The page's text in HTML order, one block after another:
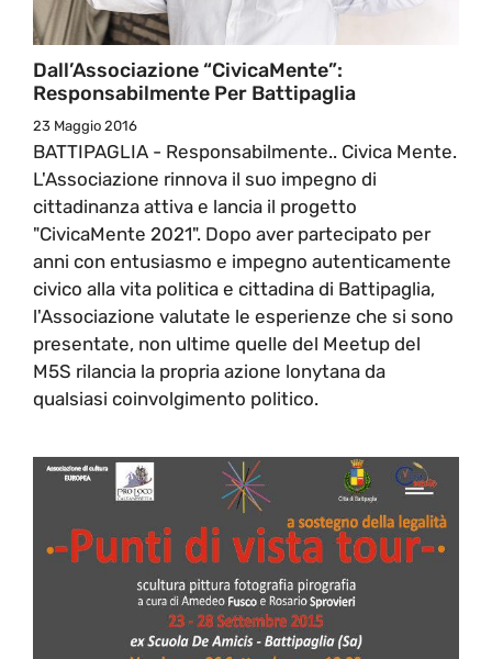
Dall’Associazione “CivicaMente”:
Responsabilmente Per Battipaglia
23 Maggio 2016
BATTIPAGLIA - Responsabilmente.. Civica Mente.
L'Associazione rinnova il suo impegno di
cittadinanza attiva e lancia il progetto
"CivicaMente 2021". Dopo aver partecipato per
anni con entusiasmo e impegno autenticamente
civico alla vita politica e cittadina di Battipaglia,
l'Associazione valutate le esperienze che si sono
presentate, non ultime quelle del Meetup del
M5S rilancia la propria azione lonytana da
qualsiasi coinvolgimento politico.